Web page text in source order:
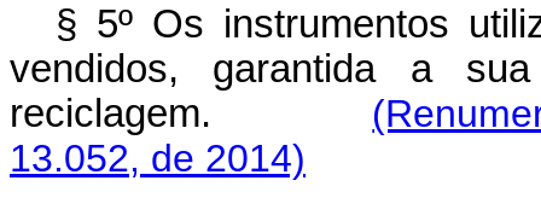
§ 5º Os instrumentos
vendidos, garantida a
reciclagem.
13.052, de 2014)